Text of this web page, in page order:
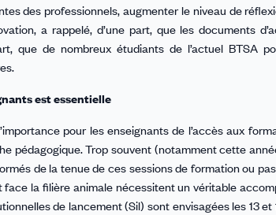
des professionnels, augmenter le niveau de
a rappelé, d’une part, que les documents
que de nombreux étudiants de l’actuel BTSA
est essentielle
pour les enseignants de l’accès aux
pédagogique. Trop souvent (notamment cette
de la tenue de ces sessions de formation ou
la filière animale nécessitent un véritable
de lancement (Sil) sont envisagées les 13